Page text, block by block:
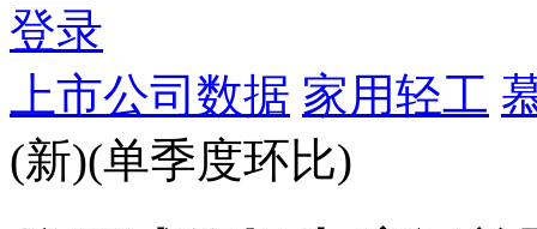
登录
上市公司数据 家用轻工
(新)(单季度环比)